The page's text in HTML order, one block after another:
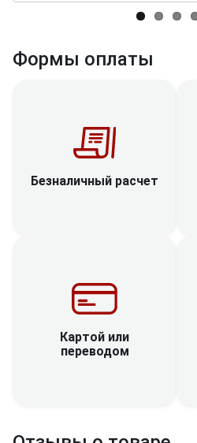
Формы оплаты
Безналичный расчет
Картой или
переводом